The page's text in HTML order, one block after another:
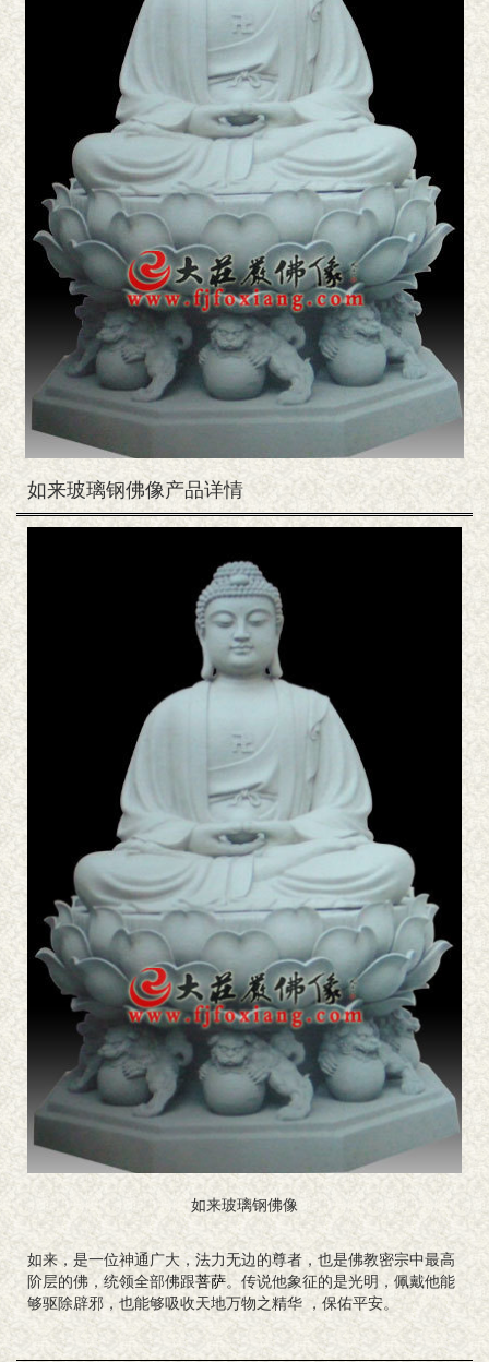
如来玻璃钢佛像产品详情
如来玻璃钢佛像
如来，是一位神通广大，法力无边的尊者，也是佛教密宗中最高
阶层的佛，统领全部佛跟菩萨。传说他象征的是光明，佩戴他能
够驱除辟邪，也能够吸收天地万物之精华 ，保佑平安。